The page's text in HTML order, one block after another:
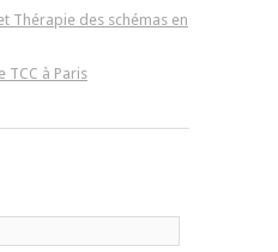
Thérapie des schémas en
TCC à Paris